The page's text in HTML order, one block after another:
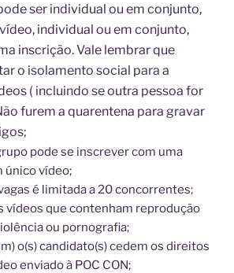
ser individual ou em conjunto,
individual ou em conjunto,
inscrição. Vale lembrar que
o isolamento social para a
( incluindo se outra pessoa for
furem a quarentena para gravar
pode se inscrever com uma
único vídeo;
é limitada a 20 concorrentes;
vídeos que contenham reprodução
ou pornografia;
o(s) candidato(s) cedem os direitos
enviado à POC CON;